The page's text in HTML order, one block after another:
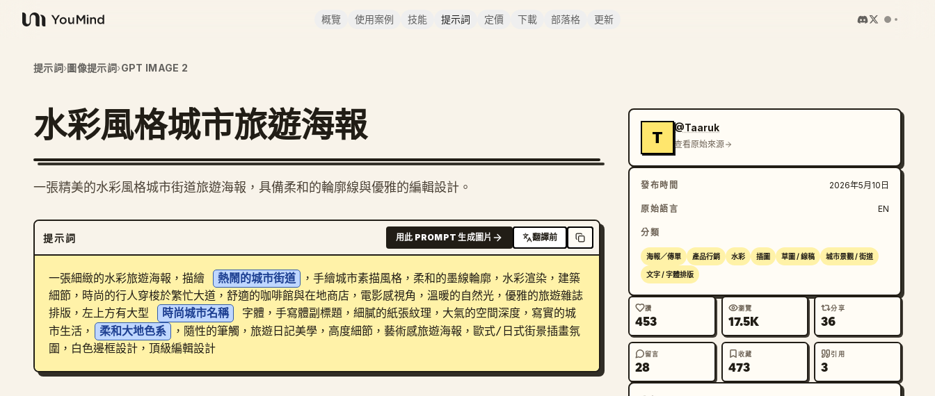
YouMind
概覽 使用案例 技能 提示詞 定價 下載 部落格 更新
提示詞›圖像提示詞›GPT IMAGE 2
水彩風格城市旅遊海報
一張精美的水彩風格城市街道旅遊海報，具備柔和的輪廓線與優雅的編輯設計。
提示詞 用此 PROMPT 生成圖片 翻譯前
一張細緻的水彩旅遊海報，描繪 熱鬧的城市街道
，手繪城市素描風格，柔和的墨線輪廓，水彩渲染，建築
細節，時尚的行人穿梭於繁忙大道，舒適的咖啡館與在地商店，電影感視角，溫暖的自然光，優雅的旅遊雜誌
排版，左上方有大型
時尚城市名稱
字體，手寫體副標題，細膩的紙張紋理，大氣的空間深度，寫實的城
市生活，
柔和大地色系
，隨性的筆觸，旅遊日記美學，高度細節，藝術感旅遊海報，歐式/日式街景插畫氛
圍，白色邊框設計，頂級編輯設計
T
@Taaruk
查看原始來源
發布時間 2026年5月10日
原始語言 EN
分類
海報／傳單 產品行銷 水彩 插圖 草圖 / 線稿 城市景觀 / 街道
文字 / 字體排版
讚
453
瀏覽
17.5K
分享
36
留言
28
收藏
473
引用
3